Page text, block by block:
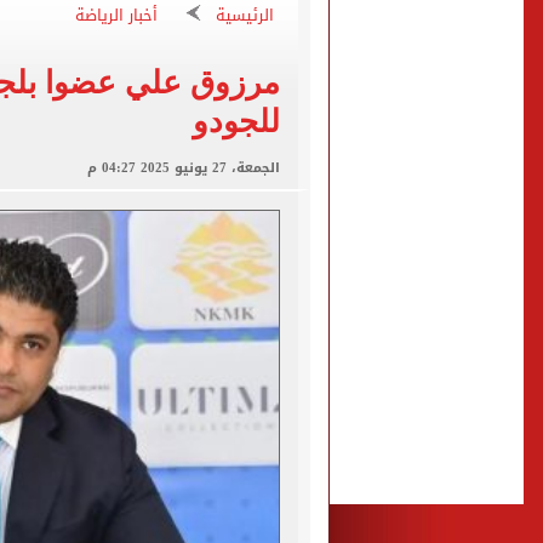
تسجيل الرغبات مجانا..
مشاهد ساحرة على شاطئ
الاتحاد التركي يمنح
الرئيسية أخبار الرياضة
مرزوق علي عضوا
للجودو
الجمعة، 27 يونيو 2025 04:27 م